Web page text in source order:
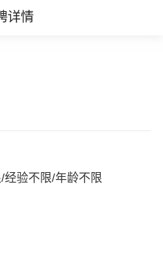
详情
验不限/年龄不限